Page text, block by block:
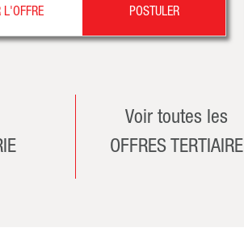
L'OFFRE POSTULER
Voir toutes les
OFFRES TERTIAIRE